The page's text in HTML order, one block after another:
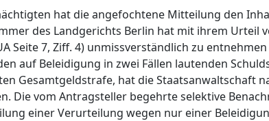
hat die angefochtene Mitteilung den
des Landgerichts Berlin hat mit ihrem Urteil
Seite 7, Ziff. 4) unmissverständlich zu
auf Beleidigung in zwei Fällen lautenden
Gesamtgeldstrafe, hat die Staatsanwaltschaft
Die vom Antragsteller begehrte selektive
einer Verurteilung wegen nur einer